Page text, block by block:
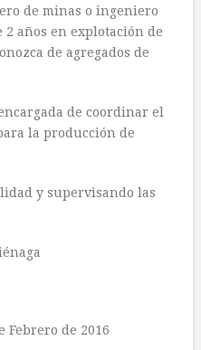
de minas o ingeniero
años en explotación de
de agregados de
de coordinar el
la producción de
y supervisando las
Febrero de 2016